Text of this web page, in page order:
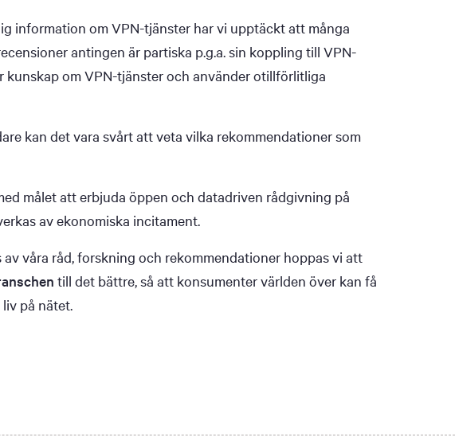
information om VPN-tjänster har vi upptäckt att många
antingen är partiska p.g.a. sin koppling till VPN-
kunskap om VPN-tjänster och använder otillförlitliga
kan det vara svårt att veta vilka rekommendationer som
målet att erbjuda öppen och datadriven rådgivning på
av ekonomiska incitament.
av våra råd, forskning och rekommendationer hoppas vi att
till det bättre, så att konsumenter världen över kan få
på nätet.